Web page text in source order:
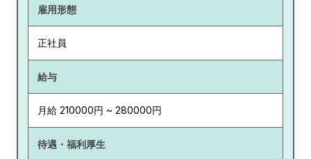
雇用形態
正社員
給与
月給 210000円 ~ 280000円
待遇・福利厚生